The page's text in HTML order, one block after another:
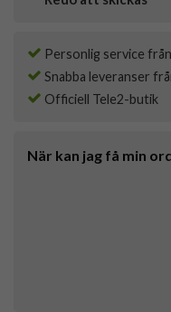
Personlig service
Snabba leveranser
Officiell Tele2-butik
När kan jag få min